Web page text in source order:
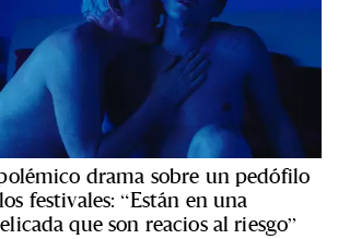
drama sobre un pedófilo
festivales: “Están en una
que son reacios al riesgo”